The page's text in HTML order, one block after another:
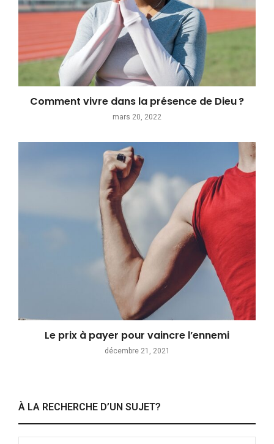
Comment vivre dans la présence de Dieu ?
mars 20, 2022
Le prix à payer pour vaincre l’ennemi
décembre 21, 2021
À LA RECHERCHE D’UN SUJET?